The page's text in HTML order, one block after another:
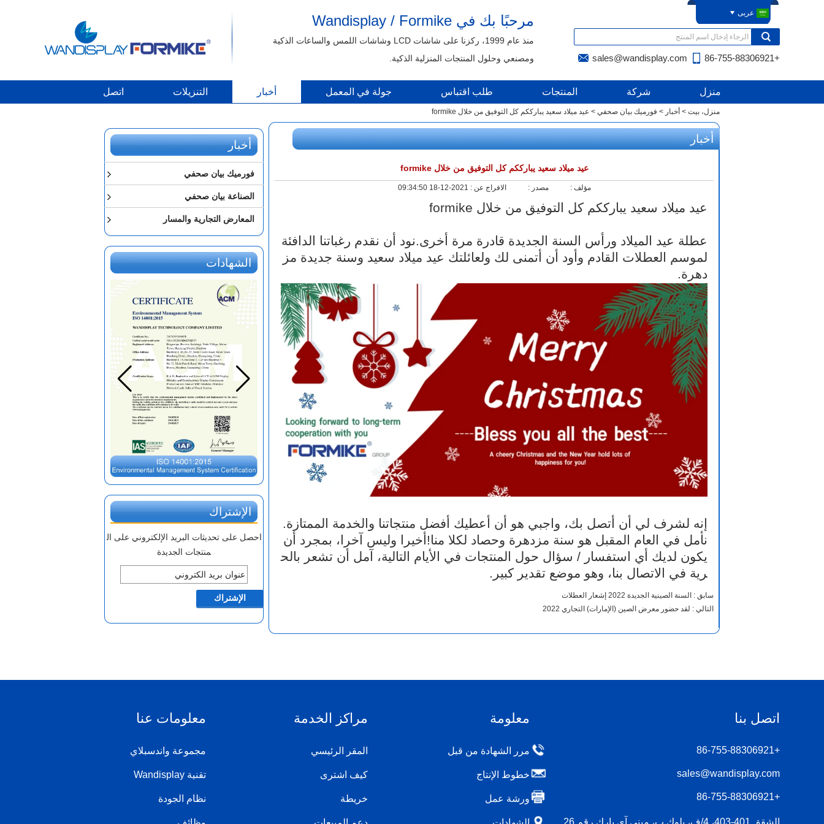
مرحبًا بك في Wandisplay / Formike
منذ عام 1999، ركزنا على شاشات LCD وشاشات اللمس والساعات الذكية
ومصنعي وحلول المنتجات المنزلية الذكية.
عربى
+86-755-88306921
sales@wandisplay.com
منزل شركة المنتجات طلب اقتباس جولة في المعمل أخبار التنزيلات اتصل
منزل، بيت > أخبار > فورميك بيان صحفي > عيد ميلاد سعيد يبارككم كل التوفيق من خلال formike
أخبار
فورميك بيان صحفي
الصناعة بيان صحفي
المعارض التجارية والمسار
الشهادات
الإشتراك
احصل على تحديثات البريد الإلكتروني على ال
منتجات الجديدة
أخبار
عيد ميلاد سعيد يبارككم كل التوفيق من خلال formike
مؤلف : مصدر : الافراج عن : 2021-12-18 09:34:50
عيد ميلاد سعيد يبارككم كل التوفيق من خلال formike
عطلة عيد الميلاد ورأس السنة الجديدة قادرة مرة أخرى.نود أن نقدم رغباتنا الدافئة
لموسم العطلات القادم وأود أن أتمنى لك ولعائلتك عيد ميلاد سعيد وسنة جديدة مز
دهرة.
إنه لشرف لي أن أتصل بك، واجبي هو أن أعطيك أفضل منتجاتنا والخدمة الممتازة.
نأمل في العام المقبل هو سنة مزدهرة وحصاد لكلا منا!أخيرا وليس آخرا، بمجرد أن
يكون لديك أي استفسار / سؤال حول المنتجات في الأيام التالية، آمل أن تشعر بالح
رية في الاتصال بنا، وهو موضع تقدير كبير.
سابق : السنة الصينية الجديدة 2022 إشعار العطلات
التالي : لقد حضور معرض الصين (الإمارات) التجاري 2022
معلومات عنا
مجموعة واندسبلاي
تقنية Wandisplay
نظام الجودة
مراكز الخدمة
المقر الرئيسي
كيف اشترى
خريطة
معلومة
مرر الشهادة من قبل
خطوط الإنتاج
ورشة عمل
اتصل بنا
+86-755-88306921
sales@wandisplay.com
+86-755-88306921
الشقق 401-403، 4/ف، بلوك ب، مبنى آي بارك رقم 26